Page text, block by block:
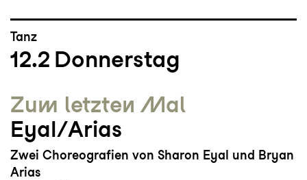
Tanz
12.2 Donnerstag
Zum letzten Mal
Eyal/Arias
Zwei Choreografien von Sharon Eyal und Bryan
Arias